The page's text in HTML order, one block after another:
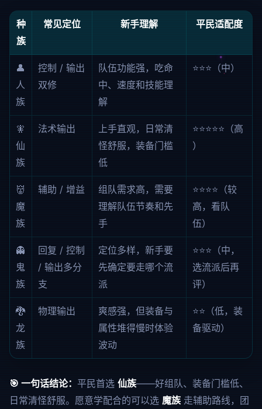
种
族
常见定位 新手理解 平民适配度
👤
人
族
控制 / 输出
双修
队伍功能强，吃命
中、速度和技能理
解
⭐⭐⭐（中）
🧚
仙
族
法术输出
上手直观，日常清
怪舒服，装备门槛
低
⭐⭐⭐⭐⭐（高
）
👹
魔
族
辅助 / 增益
组队需求高，需要
理解队伍节奏和先
手
⭐⭐⭐⭐（较
高，看队
伍）
👻
鬼
族
回复 / 控制
/ 输出多分
支
定位多样，新手要
先确定要走哪个流
派
⭐⭐⭐（中，
选流派后再
评）
🐉
龙
族
物理输出
爽感强，但装备与
属性堆得慢时体验
波动
⭐⭐（低，装
备驱动）
🎯 一句话结论： 平民首选 仙族——好组队、装备门槛低、
日常清怪舒服。愿意学配合的可以选 魔族 走辅助路线，团